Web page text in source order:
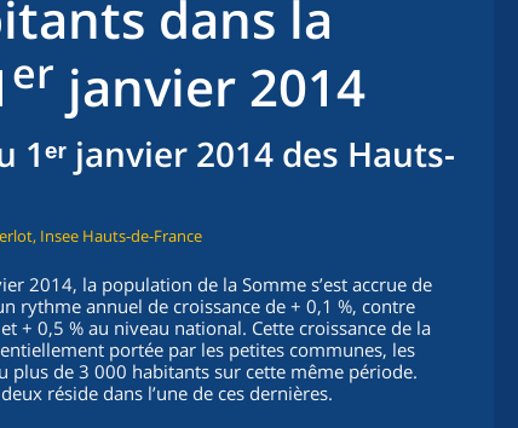
dans la
er janvier 2014
1ᵉʳ janvier 2014 des Hauts-
Insee Hauts-de-France
2014, la population de la Somme s’est accrue de
rythme annuel de croissance de + 0,1 %, contre
+ 0,5 % au niveau national. Cette croissance de la
portée par les petites communes, les
plus de 3 000 habitants sur cette même période.
réside dans l’une de ces dernières.